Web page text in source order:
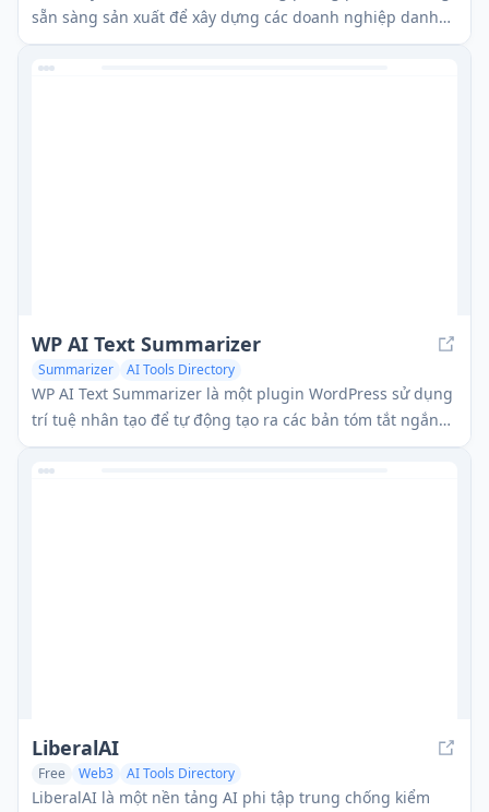
sẵn sàng sản xuất để xây dựng các doanh nghiệp danh
bạ tạo ra doanh thu với Next.js 14, cung cấp tính năng
tạo nội dung được hỗ trợ bởi AI, các thành phần tùy
WP AI Text Summarizer
Summarizer AI Tools Directory
WP AI Text Summarizer là một plugin WordPress sử dụng
trí tuệ nhân tạo để tự động tạo ra các bản tóm tắt ngắn
gọn của các bài viết và bài báo chỉ với một cú nhấp chuột.
LiberalAI
Free Web3 AI Tools Directory
LiberalAI là một nền tảng AI phi tập trung chống kiểm